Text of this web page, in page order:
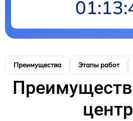
Преимущества Этапы работ